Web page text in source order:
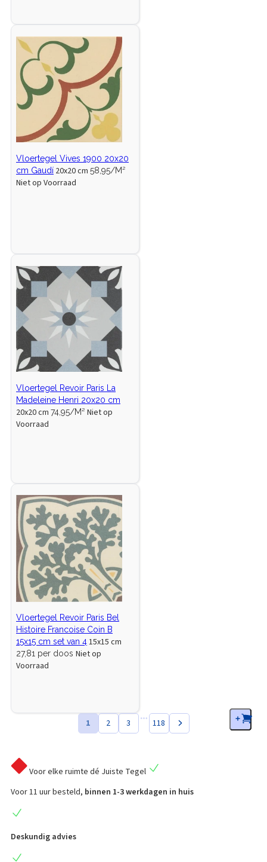
Vloertegel Vives 1900 20x20
cm Gaudí 20x20 cm 58,95/M²
Niet op Voorraad
Vloertegel Revoir Paris La
Madeleine Henri 20x20 cm
20x20 cm 74,95/M² Niet op
Voorraad
Vloertegel Revoir Paris Bel
Histoire Francoise Coin B
15x15 cm set van 415x15 cm
27,81 per doos Niet op
Voorraad
1 2 3 118
Voor elke ruimte dé Juiste Tegel
Voor 11 uur besteld, binnen 1-3 werkdagen in huis
Deskundig advies